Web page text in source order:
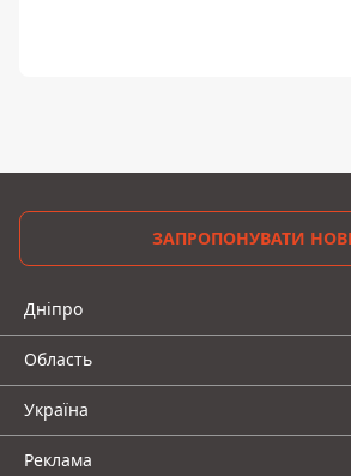
ЗАПРОПОНУВАТИ
Дніпро
Область
Україна
Реклама